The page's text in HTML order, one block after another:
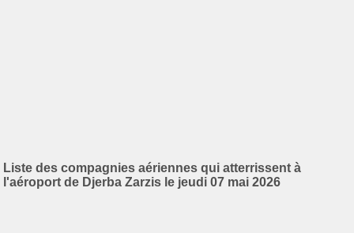
Liste des compagnies aériennes qui atterrissent à
l'aéroport de Djerba Zarzis le jeudi 07 mai 2026